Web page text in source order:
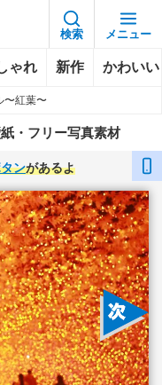
検索 メニュー
ゃれ 新作 かわいい
〜紅葉〜
・フリー写真素材
ンがあるよ